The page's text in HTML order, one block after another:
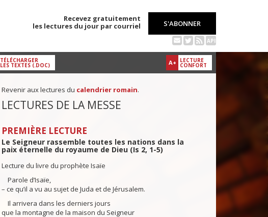
Recevez gratuitement
les lectures du jour par courriel
S'ABONNER
API
A+ LECTURE
CONFORT
TÉLÉCHARGER
LES TEXTES (.DOC)
Revenir aux lectures du calendrier romain.
LECTURES DE LA MESSE
PREMIÈRE LECTURE
Le Seigneur rassemble toutes les nations dans la
paix éternelle du royaume de Dieu (Is 2, 1-5)
Lecture du livre du prophète Isaïe
Parole d’Isaïe,
– ce qu’il a vu au sujet de Juda et de Jérusalem.
Il arrivera dans les derniers jours
que la montagne de la maison du Seigneur